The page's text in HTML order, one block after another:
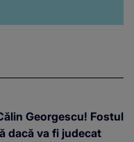
Georgescu! Fostul
dacă va fi judecat